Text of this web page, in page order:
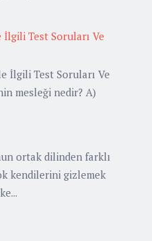
İlgili Test Soruları Ve
İlgili Test Soruları Ve
mesleği nedir? A)
ortak dilinden farklı
kendilerini gizlemek